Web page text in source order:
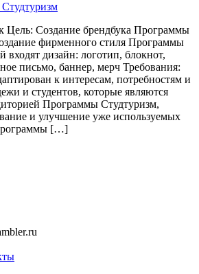
Студтуризм
Цель: Создание брендбука Программы
фирменного стиля Программы
входят дизайн: логотип, блокнот,
письмо, баннер, мерч Требования:
к интересам, потребностям и
и студентов, которые являются
Программы Студтуризм,
и улучшение уже используемых
[…]